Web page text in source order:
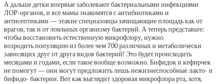
А дальше детки впервые заболевают бактериальными инфекциями
ЛОР-органов, и все мамы знакомятся с антибиотиками и
антисептиками — этакие спецназовцы зачищающие площадь как от
врагов, так и от лояльных организму бактерий. А теперь представьте:
чтобы восстановить естественную микрофлору, нужно
возродить популяцию из более чем 700 различных и метаболически
зависящих друг от друга видов бактерий! Это будет происходить
месяцами и годами, если такое вообще возможно. Бифидок и кефирчек
не помогут — они могут предложить лишь нежизнеспособные лакто- и
бифидо- бактерии. Вот как выглядит здоровая микрофлора рта, хотя,